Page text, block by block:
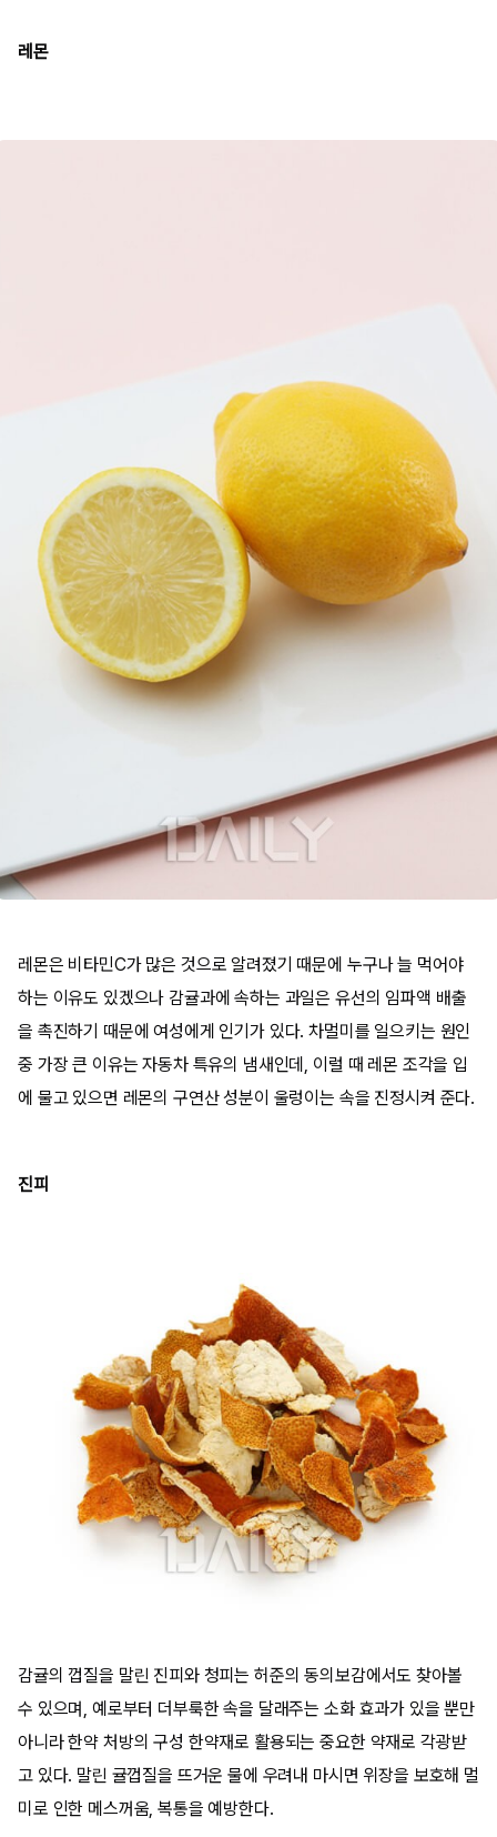
레몬
레몬은 비타민C가 많은 것으로 알려졌기 때문에 누구나 늘 먹어야
하는 이유도 있겠으나 감귤과에 속하는 과일은 유선의 임파액 배출
을 촉진하기 때문에 여성에게 인기가 있다. 차멀미를 일으키는 원인
중 가장 큰 이유는 자동차 특유의 냄새인데, 이럴 때 레몬 조각을 입
에 물고 있으면 레몬의 구연산 성분이 울렁이는 속을 진정시켜 준다.
진피
감귤의 껍질을 말린 진피와 청피는 허준의 동의보감에서도 찾아볼
수 있으며, 예로부터 더부룩한 속을 달래주는 소화 효과가 있을 뿐만
아니라 한약 처방의 구성 한약재로 활용되는 중요한 약재로 각광받
고 있다. 말린 귤껍질을 뜨거운 물에 우려내 마시면 위장을 보호해 멀
미로 인한 메스꺼움, 복통을 예방한다.